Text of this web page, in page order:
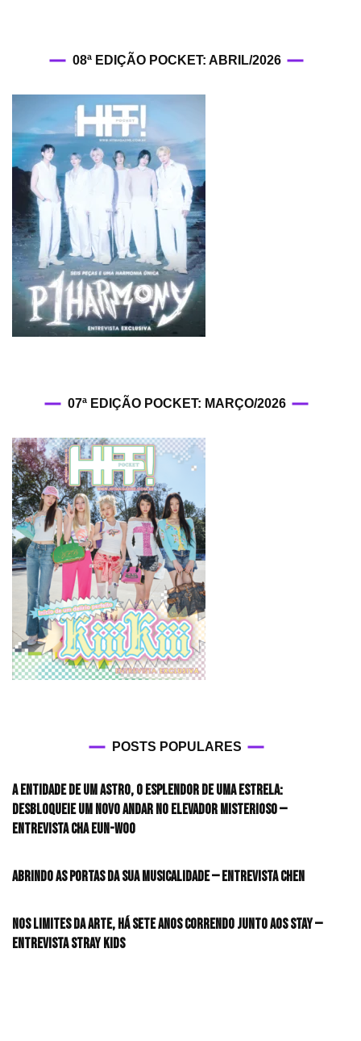
08ª EDIÇÃO POCKET: ABRIL/2026
07ª EDIÇÃO POCKET: MARÇO/2026
POSTS POPULARES
A entidade de um astro, o esplendor de uma estrela:
desbloqueie um novo andar no elevador misterioso —
Entrevista CHA EUN-WOO
Abrindo as portas da sua musicalidade — Entrevista CHEN
Nos limites da arte, há sete anos correndo junto aos STAY —
Entrevista Stray Kids